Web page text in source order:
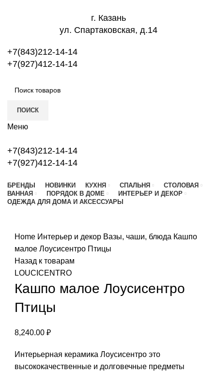
г. Казань
ул. Спартаковская, д.14
+7(843)212-14-14
+7(927)412-14-14
ПОИСК
Меню
+7(843)212-14-14
+7(927)412-14-14
БРЕНДЫ НОВИНКИ КУХНЯ СПАЛЬНЯ
СТОЛОВАЯ
ВАННАЯ
ПОРЯДОК В ДОМЕ
ИНТЕРЬЕР И ДЕКОР
ОДЕЖДА ДЛЯ ДОМА И АКСЕССУАРЫ
Home Интерьер и декор Вазы, чаши, блюда Кашпо
малое Лоусисентро Птицы
Назад к товарам
LOUCICENTRO
Кашпо малое Лоусисентро
Птицы
8,240.00 ₽
Интерьерная керамика Лоусисентро это
высококачественные и долговечные предметы